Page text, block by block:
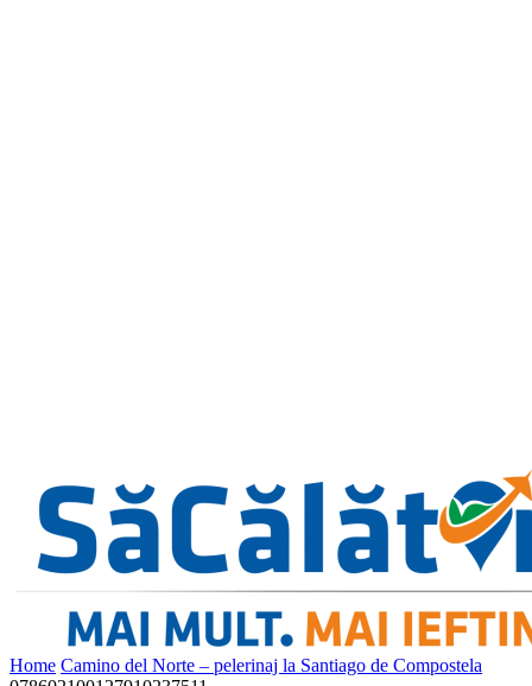
Home Camino del Norte – pelerinaj la Santiago de Compostela